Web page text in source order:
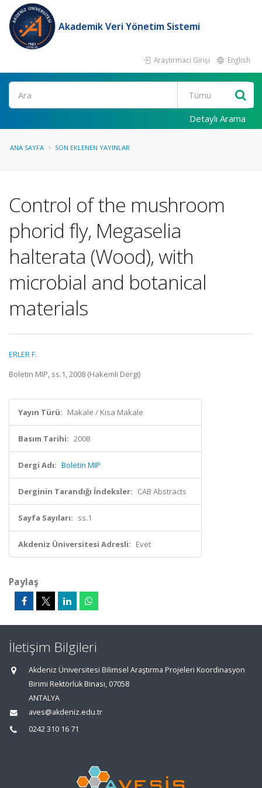
Akademik Veri Yönetim Sistemi
Araştırmacı Girişi English
Ara
Detaylı Arama
ANA SAYFA SON EKLENEN YAYINLAR
Control of the mushroom
phorid fly, Megaselia
halterata (Wood), with
microbial and botanical
materials
ERLER F.
Boletin MIP, ss.1, 2008 (Hakemli Dergi)
Yayın Türü: Makale / Kısa Makale
Basım Tarihi: 2008
Dergi Adı: Boletin MIP
Derginin Tarandığı İndeksler: CAB Abstracts
Sayfa Sayıları: ss.1
Akdeniz Üniversitesi Adresli: Evet
Paylaş
İletişim Bilgileri
Akdeniz Üniversitesi Bilimsel Araştırma Projeleri Koordinasyon
Birimi Rektörlük Binası, 07058
ANTALYA
aves@akdeniz.edu.tr
0242 310 16 71